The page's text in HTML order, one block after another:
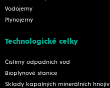
Vodojemy
Plynojemy
Technologické celky
Čistírny odpadních vod
Bioplynové stanice
Sklady kapalných minerálních hnojiv